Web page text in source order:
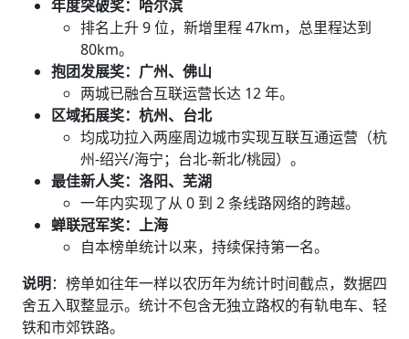
年度突破奖：哈尔滨
排名上升 9 位，新增里程 47km，总里程达到
80km。
抱团发展奖：广州、佛山
两城已融合互联运营长达 12 年。
区域拓展奖：杭州、台北
均成功拉入两座周边城市实现互联互通运营（杭
州-绍兴/海宁；台北-新北/桃园）。
最佳新人奖：洛阳、芜湖
一年内实现了从 0 到 2 条线路网络的跨越。
蝉联冠军奖：上海
自本榜单统计以来，持续保持第一名。
说明：榜单如往年一样以农历年为统计时间截点，数据四
舍五入取整显示。统计不包含无独立路权的有轨电车、轻
铁和市郊铁路。